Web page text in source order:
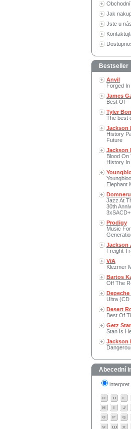
Jak
Jste u
Bestseller
Anvil
Forged
James
Best Of
Tyler
The best
Jackson
History
Future
Jackson
Blood On
History
Elephant
Jazz At
30th
Prodigy
Music
Jackson
Freight
V/A
Klezmer
Bartos
Off The
Depeche
Ultra (CD
Desert
Best Of
Getz
Stan Is
Jackson
Abecední
interpret